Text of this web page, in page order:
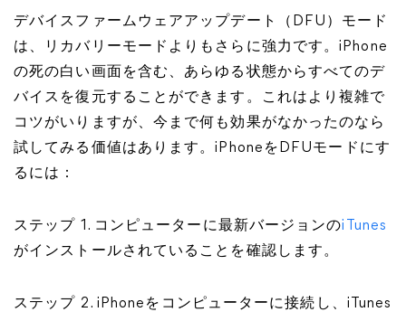
デバイスファームウェアアップデート（DFU）モード
は、リカバリーモードよりもさらに強力です。iPhone
の死の白い画面を含む、あらゆる状態からすべてのデ
バイスを復元することができます。これはより複雑で
コツがいりますが、今まで何も効果がなかったのなら
試してみる価値はあります。iPhoneをDFUモードにす
るには：
ステップ 1. コンピューターに最新バージョンのiTunes
がインストールされていることを確認します。
ステップ 2. iPhoneをコンピューターに接続し、iTunes